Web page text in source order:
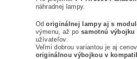
náhradnej lampy.
Odoriginálnej lampy aj s
výmenu, až po samotnú výbojku
užívateľov.
Veľmi dobrou variantou je aj
originálnou výbojkou v